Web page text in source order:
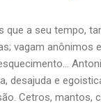
que a seu tempo,
vagam anônimos
desajuda e
Cetros, mantos,